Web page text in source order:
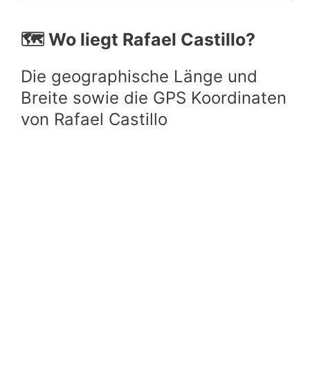
🗺️ Wo liegt Rafael Castillo?
Die geographische Länge und
Breite sowie die GPS Koordinaten
von Rafael Castillo